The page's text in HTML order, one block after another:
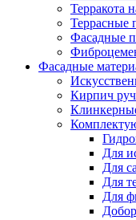
Терракота
Террасные
Фасадные
Фасадные
Кирпич
Для
Для
Для
Для